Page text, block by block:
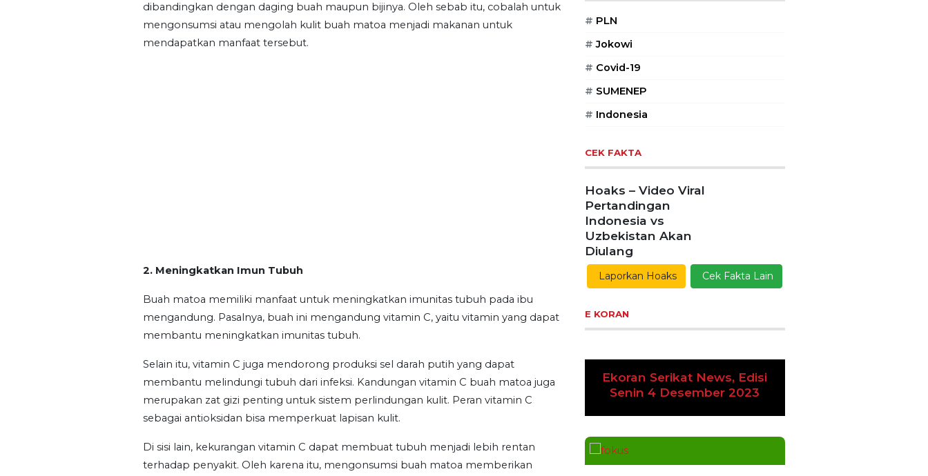
dibandingkan dengan daging buah maupun bijinya. Oleh sebab itu, cobalah untuk
mengonsumsi atau mengolah kulit buah matoa menjadi makanan untuk
mendapatkan manfaat tersebut.
2. Meningkatkan Imun Tubuh
Buah matoa memiliki manfaat untuk meningkatkan imunitas tubuh pada ibu
mengandung. Pasalnya, buah ini mengandung vitamin C, yaitu vitamin yang dapat
membantu meningkatkan imunitas tubuh.
Selain itu, vitamin C juga mendorong produksi sel darah putih yang dapat
membantu melindungi tubuh dari infeksi. Kandungan vitamin C buah matoa juga
merupakan zat gizi penting untuk sistem perlindungan kulit. Peran vitamin C
sebagai antioksidan bisa memperkuat lapisan kulit.
Di sisi lain, kekurangan vitamin C dapat membuat tubuh menjadi lebih rentan
terhadap penyakit. Oleh karena itu, mengonsumsi buah matoa memberikan
# PLN
# Jokowi
# Covid-19
# SUMENEP
# Indonesia
CEK FAKTA
Hoaks – Video Viral
Pertandingan
Indonesia vs
Uzbekistan Akan
Diulang
Laporkan Hoaks Cek Fakta Lain
E KORAN
Ekoran Serikat News, Edisi
Senin 4 Desember 2023
Previous